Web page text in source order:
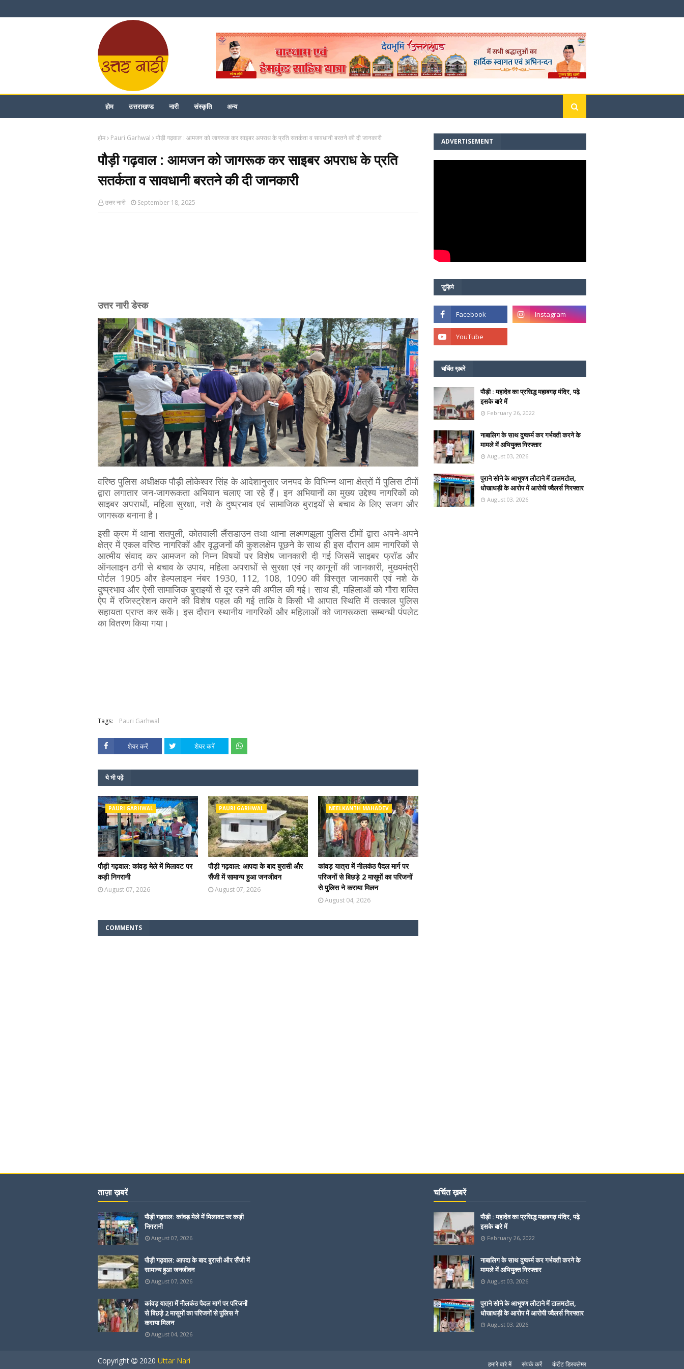
होम उत्तराखण्ड नारी संस्कृति अन्य
होम Pauri Garhwal पौड़ी गढ़वाल : आमजन को जागरूक कर साइबर अपराध के प्रति सतर्कता व सावधानी बरतने की दी जानकारी
पौड़ी गढ़वाल : आमजन को जागरूक कर साइबर अपराध के प्रति
सतर्कता व सावधानी बरतने की दी जानकारी
उत्तर नारी September 18, 2025
उत्तर नारी डेस्क
वरिष्ठ पुलिस अधीक्षक पौड़ी लोकेश्वर सिंह के आदेशानुसार जनपद के विभिन्न थाना क्षेत्रों में पुलिस टीमों
द्वारा लगातार जन-जागरूकता अभियान चलाए जा रहे हैं। इन अभियानों का मुख्य उद्देश्य नागरिकों को
साइबर अपराधों, महिला सुरक्षा, नशे के दुष्प्रभाव एवं सामाजिक बुराइयों से बचाव के लिए सजग और
जागरूक बनाना है।
इसी क्रम में थाना सतपुली, कोतवाली लैंसडाउन तथा थाना लक्ष्मणझूला पुलिस टीमों द्वारा अपने-अपने
क्षेत्र में एकल वरिष्ठ नागरिकों और वृद्धजनों की कुशलक्षेम पूछने के साथ ही इस दौरान आम नागरिकों से
आत्मीय संवाद कर आमजन को निम्न विषयों पर विशेष जानकारी दी गई जिसमें साइबर फ्रॉड और
ऑनलाइन ठगी से बचाव के उपाय, महिला अपराधों से सुरक्षा एवं नए कानूनों की जानकारी, मुख्यमंत्री
पोर्टल 1905 और हेल्पलाइन नंबर 1930, 112, 108, 1090 की विस्तृत जानकारी एवं नशे के
दुष्प्रभाव और ऐसी सामाजिक बुराइयों से दूर रहने की अपील की गई। साथ ही, महिलाओं को गौरा शक्ति
ऐप में रजिस्ट्रेशन कराने की विशेष पहल की गई ताकि वे किसी भी आपात स्थिति में तत्काल पुलिस
सहायता प्राप्त कर सकें। इस दौरान स्थानीय नागरिकों और महिलाओं को जागरूकता सम्बन्धी पंपलेट
का वितरण किया गया।
Tags: Pauri Garhwal
शेयर करें शेयर करें
ये भी पढ़ें
PAURI GARHWAL
पौड़ी गढ़वाल: कांवड़ मेले में मिलावट पर
कड़ी निगरानी
August 07, 2026
PAURI GARHWAL
पौड़ी गढ़वाल: आपदा के बाद बुरासी और
सैंजी में सामान्य हुआ जनजीवन
August 07, 2026
NEELKANTH MAHADEV
कांवड़ यात्रा में नीलकंठ पैदल मार्ग पर
परिजनों से बिछड़े 2 मासूमों का परिजनों
से पुलिस ने कराया मिलन
August 04, 2026
COMMENTS
ADVERTISEMENT
जुड़िये
चर्चित ख़बरें
पौड़ी : महादेव का प्रसिद्ध महाबगढ़ मंदिर, पढ़े
इसके बारे में
February 26, 2022
नाबालिग के साथ दुष्कर्म कर गर्भवती करने के
मामले में अभियुक्त गिरफ्तार
August 03, 2026
पुराने सोने के आभूषण लौटाने में टालमटोल,
धोखाधड़ी के आरोप में आरोपी ज्वैलर्स गिरफ्तार
August 03, 2026
ताज़ा ख़बरें
पौड़ी गढ़वाल: कांवड़ मेले में मिलावट पर कड़ी
निगरानी
August 07, 2026
पौड़ी गढ़वाल: आपदा के बाद बुरासी और सैंजी में
सामान्य हुआ जनजीवन
August 07, 2026
कांवड़ यात्रा में नीलकंठ पैदल मार्ग पर परिजनों
से बिछड़े 2 मासूमों का परिजनों से पुलिस ने
कराया मिलन
August 04, 2026
चर्चित ख़बरें
पौड़ी : महादेव का प्रसिद्ध महाबगढ़ मंदिर, पढ़े
इसके बारे में
February 26, 2022
नाबालिग के साथ दुष्कर्म कर गर्भवती करने के
मामले में अभियुक्त गिरफ्तार
August 03, 2026
पुराने सोने के आभूषण लौटाने में टालमटोल,
धोखाधड़ी के आरोप में आरोपी ज्वैलर्स गिरफ्तार
August 03, 2026
हमारे बारे में संपर्क करें कंटेंट डिस्क्लेमर
Copyright 2020 Uttar Nari